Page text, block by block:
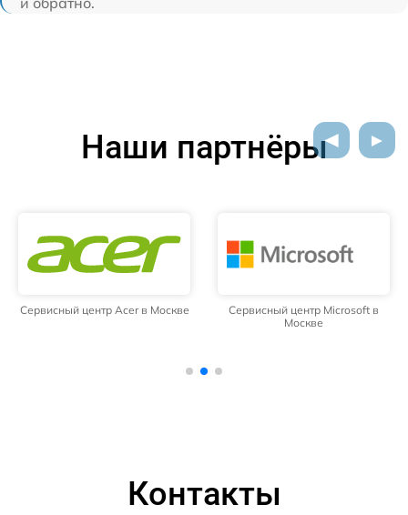
Наши партнёры
Сервисный центр Acer в Москве
Сервисный центр Microsoft в
Москве
Контакты